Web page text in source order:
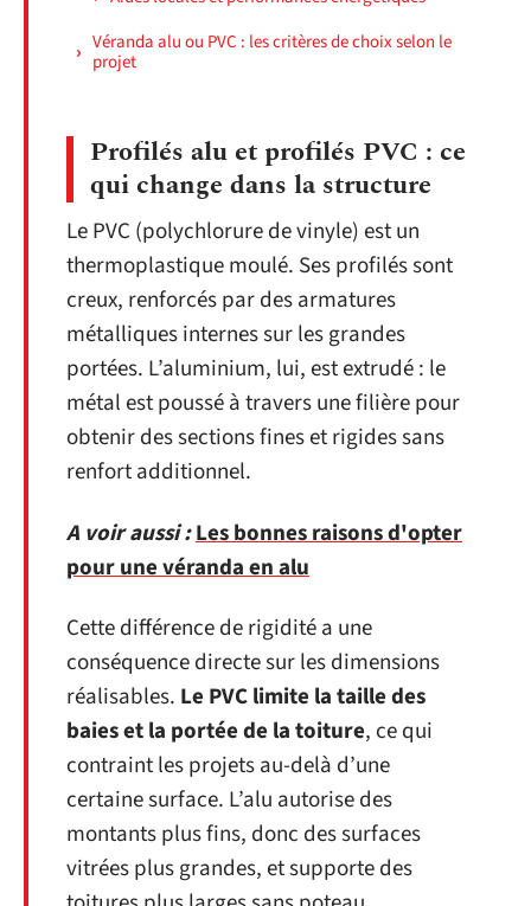
Véranda alu ou PVC : les critères de choix selon le
projet
Profilés alu et profilés PVC : ce
qui change dans la structure
Le PVC (polychlorure de vinyle) est un
thermoplastique moulé. Ses profilés sont
creux, renforcés par des armatures
métalliques internes sur les grandes
portées. L’aluminium, lui, est extrudé : le
métal est poussé à travers une filière pour
obtenir des sections fines et rigides sans
renfort additionnel.
A voir aussi :Les bonnes raisons d'opter
pour une véranda en alu
Cette différence de rigidité a une
conséquence directe sur les dimensions
réalisables. Le PVC limite la taille des
baies et la portée de la toiture, ce qui
contraint les projets au-delà d’une
certaine surface. L’alu autorise des
montants plus fins, donc des surfaces
vitrées plus grandes, et supporte des